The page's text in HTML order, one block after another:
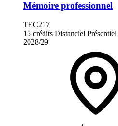
Mémoire professionnel
TEC217
15 crédits Distanciel Présentiel
2028/29